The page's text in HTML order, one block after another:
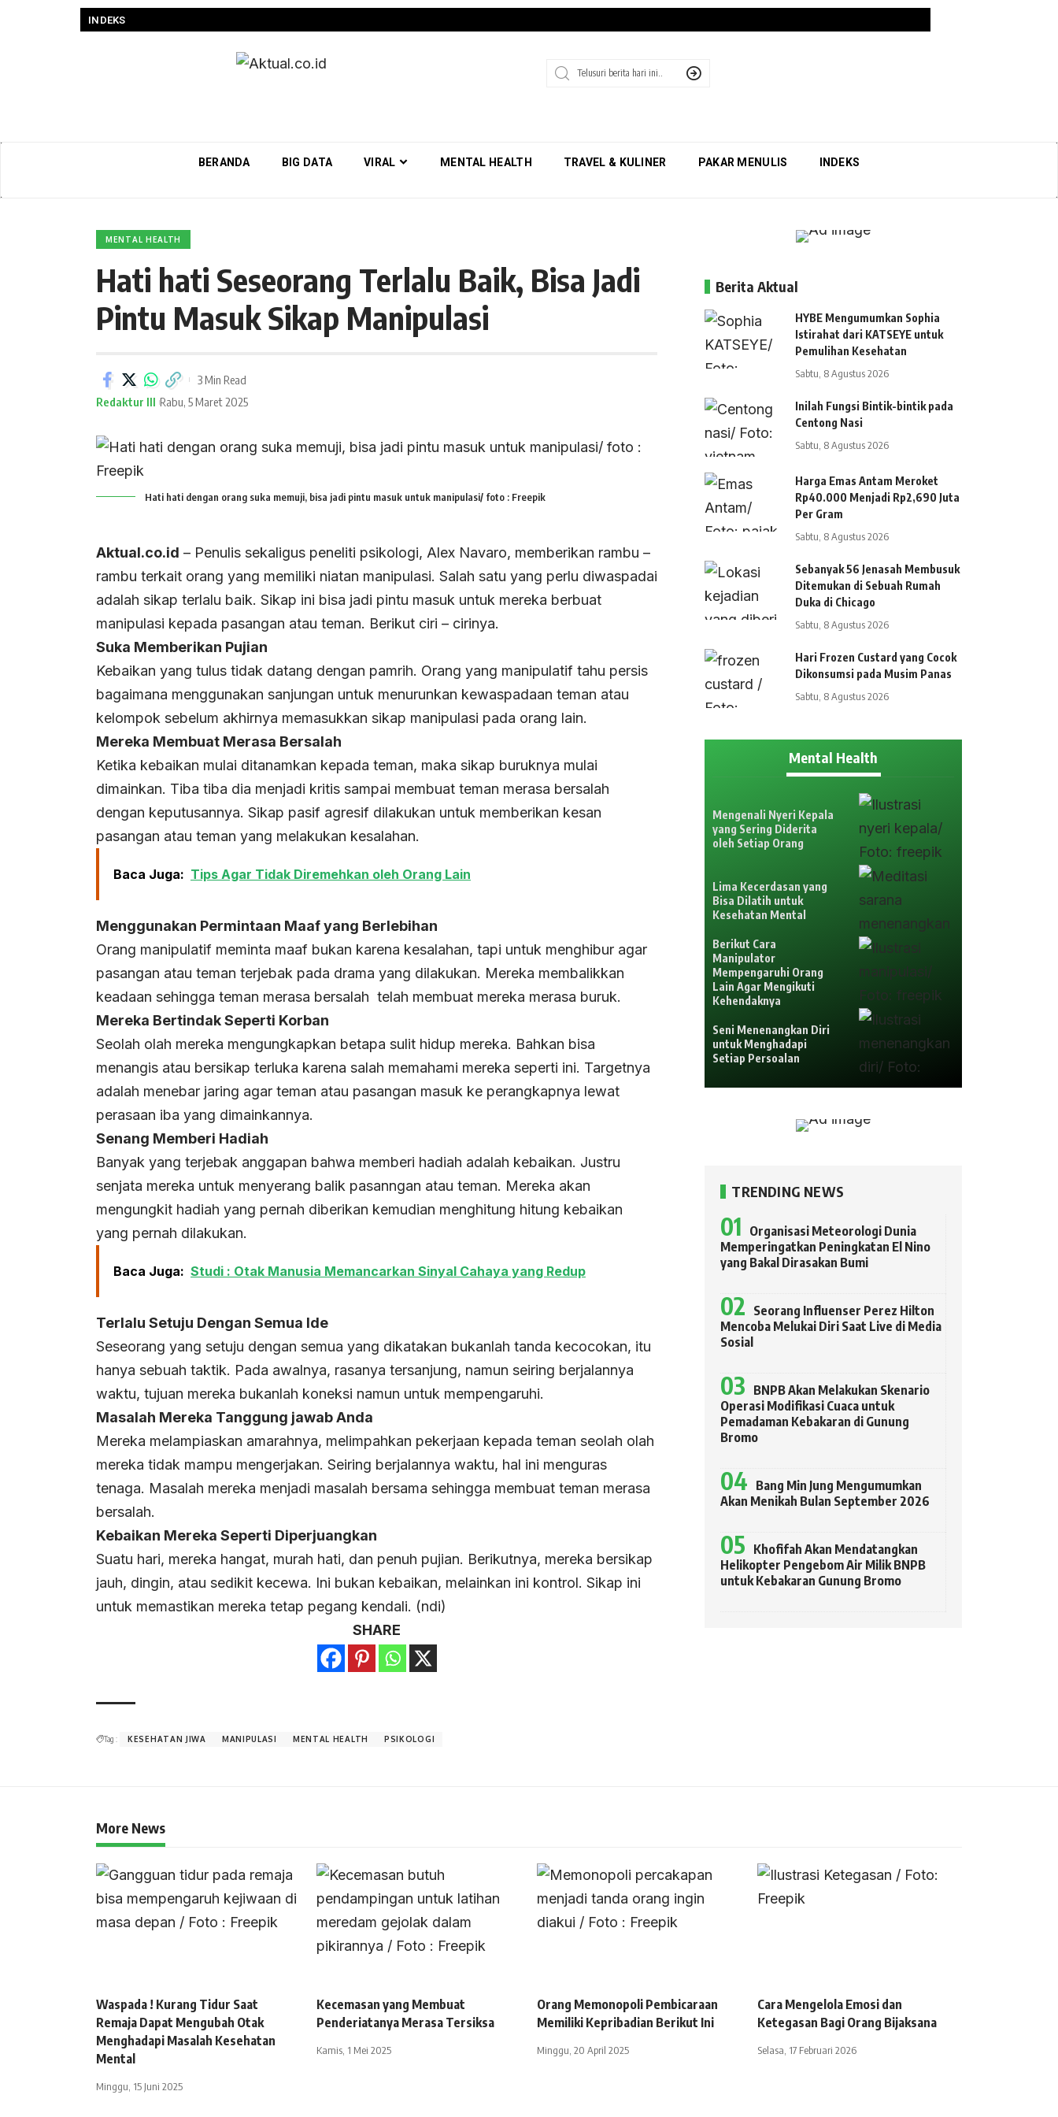
INDEKS
BERANDA BIG DATA VIRAL MENTAL HEALTH TRAVEL & KULINER PAKAR MENULIS INDEKS
MENTAL HEALTH
Hati hati Seseorang Terlalu Baik, Bisa Jadi
Pintu Masuk Sikap Manipulasi
Redaktur III Rabu, 5 Maret 2025
3 Min Read
Hati hati dengan orang suka memuji, bisa jadi pintu masuk untuk manipulasi/ foto : Freepik
Aktual.co.id – Penulis sekaligus peneliti psikologi, Alex Navaro, memberikan rambu –
rambu terkait orang yang memiliki niatan manipulasi. Salah satu yang perlu diwaspadai
adalah sikap terlalu baik. Sikap ini bisa jadi pintu masuk untuk mereka berbuat
manipulasi kepada pasangan atau teman. Berikut ciri – cirinya.
Suka Memberikan Pujian
Kebaikan yang tulus tidak datang dengan pamrih. Orang yang manipulatif tahu persis
bagaimana menggunakan sanjungan untuk menurunkan kewaspadaan teman atau
kelompok sebelum akhirnya memasukkan sikap manipulasi pada orang lain.
Mereka Membuat Merasa Bersalah
Ketika kebaikan mulai ditanamkan kepada teman, maka sikap buruknya mulai
dimainkan. Tiba tiba dia menjadi kritis sampai membuat teman merasa bersalah
dengan keputusannya. Sikap pasif agresif dilakukan untuk memberikan kesan
pasangan atau teman yang melakukan kesalahan.
Baca Juga: Tips Agar Tidak Diremehkan oleh Orang Lain
Menggunakan Permintaan Maaf yang Berlebihan
Orang manipulatif meminta maaf bukan karena kesalahan, tapi untuk menghibur agar
pasangan atau teman terjebak pada drama yang dilakukan. Mereka membalikkan
keadaan sehingga teman merasa bersalah telah membuat mereka merasa buruk.
Mereka Bertindak Seperti Korban
Seolah olah mereka mengungkapkan betapa sulit hidup mereka. Bahkan bisa
menangis atau bersikap terluka karena salah memahami mereka seperti ini. Targetnya
adalah menebar jaring agar teman atau pasangan masuk ke perangkapnya lewat
perasaan iba yang dimainkannya.
Senang Memberi Hadiah
Banyak yang terjebak anggapan bahwa memberi hadiah adalah kebaikan. Justru
senjata mereka untuk menyerang balik pasanngan atau teman. Mereka akan
mengungkit hadiah yang pernah diberikan kemudian menghitung hitung kebaikan
yang pernah dilakukan.
Baca Juga: Studi : Otak Manusia Memancarkan Sinyal Cahaya yang Redup
Terlalu Setuju Dengan Semua Ide
Seseorang yang setuju dengan semua yang dikatakan bukanlah tanda kecocokan, itu
hanya sebuah taktik. Pada awalnya, rasanya tersanjung, namun seiring berjalannya
waktu, tujuan mereka bukanlah koneksi namun untuk mempengaruhi.
Masalah Mereka Tanggung jawab Anda
Mereka melampiaskan amarahnya, melimpahkan pekerjaan kepada teman seolah olah
mereka tidak mampu mengerjakan. Seiring berjalannya waktu, hal ini menguras
tenaga. Masalah mereka menjadi masalah bersama sehingga membuat teman merasa
bersalah.
Kebaikan Mereka Seperti Diperjuangkan
Suatu hari, mereka hangat, murah hati, dan penuh pujian. Berikutnya, mereka bersikap
jauh, dingin, atau sedikit kecewa. Ini bukan kebaikan, melainkan ini kontrol. Sikap ini
untuk memastikan mereka tetap pegang kendali. (ndi)
SHARE
Tag : KESEHATAN JIWA MANIPULASI MENTAL HEALTH PSIKOLOGI
Berita Aktual
HYBE Mengumumkan Sophia
Istirahat dari KATSEYE untuk
Pemulihan Kesehatan
Sabtu, 8 Agustus 2026
Inilah Fungsi Bintik-bintik pada
Centong Nasi
Sabtu, 8 Agustus 2026
Harga Emas Antam Meroket
Rp40.000 Menjadi Rp2,690 Juta
Per Gram
Sabtu, 8 Agustus 2026
Sebanyak 56 Jenasah Membusuk
Ditemukan di Sebuah Rumah
Duka di Chicago
Sabtu, 8 Agustus 2026
Hari Frozen Custard yang Cocok
Dikonsumsi pada Musim Panas
Sabtu, 8 Agustus 2026
Mental Health
Mengenali Nyeri Kepala
yang Sering Diderita
oleh Setiap Orang
Lima Kecerdasan yang
Bisa Dilatih untuk
Kesehatan Mental
Berikut Cara
Manipulator
Mempengaruhi Orang
Lain Agar Mengikuti
Kehendaknya
Seni Menenangkan Diri
untuk Menghadapi
Setiap Persoalan
TRENDING NEWS
Organisasi Meteorologi Dunia
Memperingatkan Peningkatan El Nino
yang Bakal Dirasakan Bumi
Seorang Influenser Perez Hilton
Mencoba Melukai Diri Saat Live di Media
Sosial
BNPB Akan Melakukan Skenario
Operasi Modifikasi Cuaca untuk
Pemadaman Kebakaran di Gunung
Bromo
Bang Min Jung Mengumumkan
Akan Menikah Bulan September 2026
Khofifah Akan Mendatangkan
Helikopter Pengebom Air Milik BNPB
untuk Kebakaran Gunung Bromo
More News
Waspada ! Kurang Tidur Saat
Remaja Dapat Mengubah Otak
Menghadapi Masalah Kesehatan
Mental
Minggu, 15 Juni 2025
Kecemasan yang Membuat
Penderiatanya Merasa Tersiksa
Kamis, 1 Mei 2025
Orang Memonopoli Pembicaraan
Memiliki Kepribadian Berikut Ini
Minggu, 20 April 2025
Cara Mengelola Emosi dan
Ketegasan Bagi Orang Bijaksana
Selasa, 17 Februari 2026